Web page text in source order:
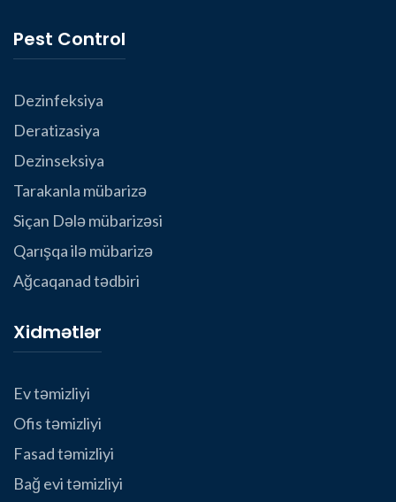
Pest Control
Dezinfeksiya
Deratizasiya
Dezinseksiya
Tarakanla mübarizə
Siçan Dələ mübarizəsi
Qarışqa ilə mübarizə
Ağcaqanad tədbiri
Xidmətlər
Ev təmizliyi
Ofis təmizliyi
Fasad təmizliyi
Bağ evi təmizliyi